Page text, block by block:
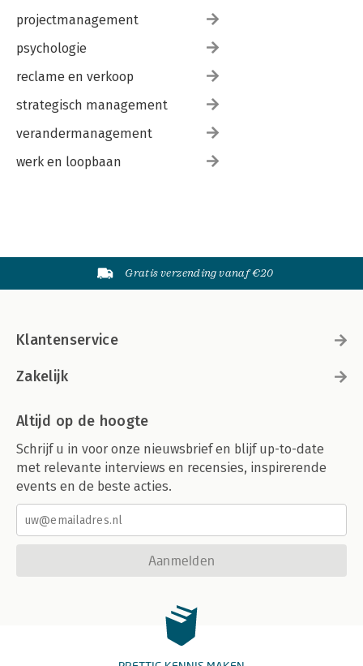
projectmanagement
psychologie
reclame en verkoop
strategisch management
verandermanagement
werk en loopbaan
Gratis verzending vanaf €20
Klantenservice
Zakelijk
Altijd op de hoogte
Schrijf u in voor onze nieuwsbrief en blijf up-to-date
met relevante interviews en recensies, inspirerende
events en de beste acties.
Aanmelden